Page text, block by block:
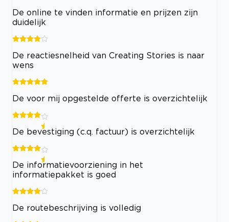
De online te vinden informatie en prijzen zijn
duidelijk
De reactiesnelheid van Creating Stories is naar
wens
De voor mij opgestelde offerte is overzichtelijk
De bevestiging (c.q. factuur) is overzichtelijk
De informatievoorziening in het
informatiepakket is goed
De routebeschrijving is volledig